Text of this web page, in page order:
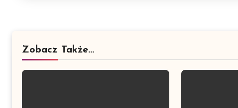
Zobacz Także...